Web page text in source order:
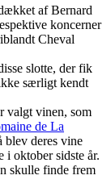
af Bernard
koncerner
Cheval
slotte, der fik
særligt kendt
valgt vinen, som
de La
blev deres vine
i oktober sidste år.
skulle finde frem